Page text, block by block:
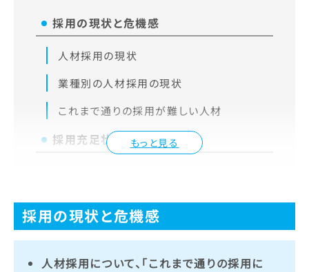
もっと見る
採用の現状と危機感
人材採用の現状
業種別の人材採用の現状
これまで通りの採用が難しい人材
採用充足状況
採用の現状と危機感
人材採用について、「これまで通りの採用に